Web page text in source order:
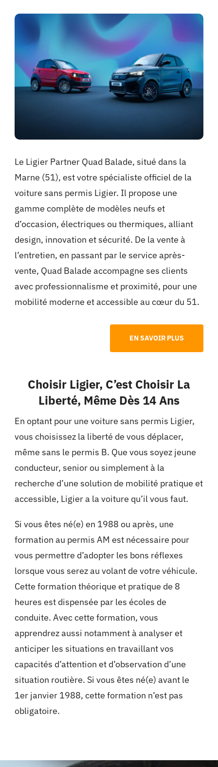
Le Ligier Partner Quad Balade, situé dans la
Marne (51), est votre spécialiste officiel de la
voiture sans permis Ligier. Il propose une
gamme complète de modèles neufs et
d’occasion, électriques ou thermiques, alliant
design, innovation et sécurité. De la vente à
l’entretien, en passant par le service après-
vente, Quad Balade accompagne ses clients
avec professionnalisme et proximité, pour une
mobilité moderne et accessible au cœur du 51.
EN SAVOIR PLUS
Choisir Ligier, C’est Choisir La
Liberté, Même Dès 14 Ans
En optant pour une voiture sans permis Ligier,
vous choisissez la liberté de vous déplacer,
même sans le permis B. Que vous soyez jeune
conducteur, senior ou simplement à la
recherche d’une solution de mobilité pratique et
accessible, Ligier a la voiture qu’il vous faut.
Si vous êtes né(e) en 1988 ou après, une
formation au permis AM est nécessaire pour
vous permettre d’adopter les bons réflexes
lorsque vous serez au volant de votre véhicule.
Cette formation théorique et pratique de 8
heures est dispensée par les écoles de
conduite. Avec cette formation, vous
apprendrez aussi notamment à analyser et
anticiper les situations en travaillant vos
capacités d’attention et d’observation d’une
situation routière. Si vous êtes né(e) avant le
1er janvier 1988, cette formation n’est pas
obligatoire.